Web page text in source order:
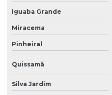
Iguaba Grande
Miracema
Pinheiral
Quissamã
Silva Jardim